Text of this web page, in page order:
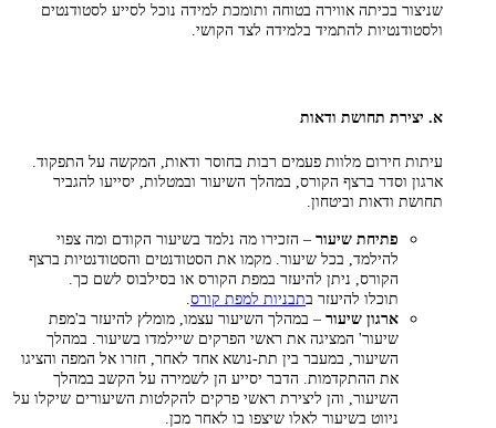
שניצור בכיתה אווירה בטוחה ותומכת למידה נוכל לסייע לסטודנטים
ולסטודנטיות להתמיד בלמידה לצד הקושי.
א. יצירת תחושת ודאות
עיתות חירום מלוות פעמים רבות בחוסר ודאות, המקשה על התפקוד.
ארגון וסדר ברצף הקורס, במהלך השיעור ובמטלות, יסייעו להגביר
תחושת ודאות וביטחון.
פתיחת שיעור – הזכירו מה נלמד בשיעור הקודם ומה צפוי
להילמד, בכל שיעור. מקמו את הסטודנטים והסטודנטיות ברצף
הקורס, ניתן להיעזר במפת הקורס או בסילבוס לשם כך.
תוכלו להיעזר בתבניות למפת קורס
ארגון שיעור – במהלך השיעור עצמו, מומלץ להיעזר ב'מפת
שיעור' המציגה את ראשי הפרקים שיילמדו בשיעור. במהלך
השיעור, במעבר בין תת-נושא אחד לאחר, חזרו אל המפה והציגו
את ההתקדמות. הדבר יסייע הן לשמירה על הקשב במהלך
השיעור, והן ליצירת ראשי פרקים להקלטות השיעורים שיקלו על
ניווט בשיעור לאלו שיצפו בו לאחר מכן.